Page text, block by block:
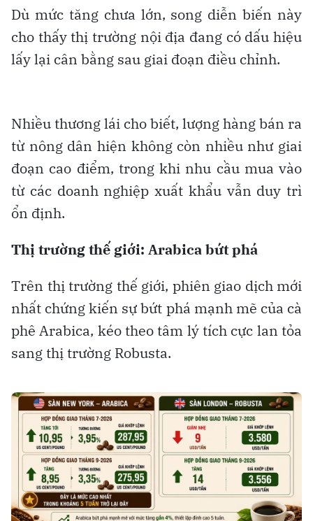
Dù mức tăng chưa lớn, song diễn biến này
cho thấy thị trường nội địa đang có dấu hiệu
lấy lại cân bằng sau giai đoạn điều chỉnh.
Nhiều thương lái cho biết, lượng hàng bán ra
từ nông dân hiện không còn nhiều như giai
đoạn cao điểm, trong khi nhu cầu mua vào
từ các doanh nghiệp xuất khẩu vẫn duy trì
ổn định.
Thị trường thế giới: Arabica bứt phá
Trên thị trường thế giới, phiên giao dịch mới
nhất chứng kiến sự bứt phá mạnh mẽ của cà
phê Arabica, kéo theo tâm lý tích cực lan tỏa
sang thị trường Robusta.